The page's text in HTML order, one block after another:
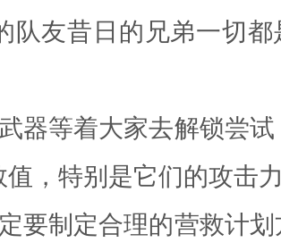
队友昔日的兄弟一切都
器等着大家去解锁尝
，特别是它们的攻击力
要制定合理的营救计划